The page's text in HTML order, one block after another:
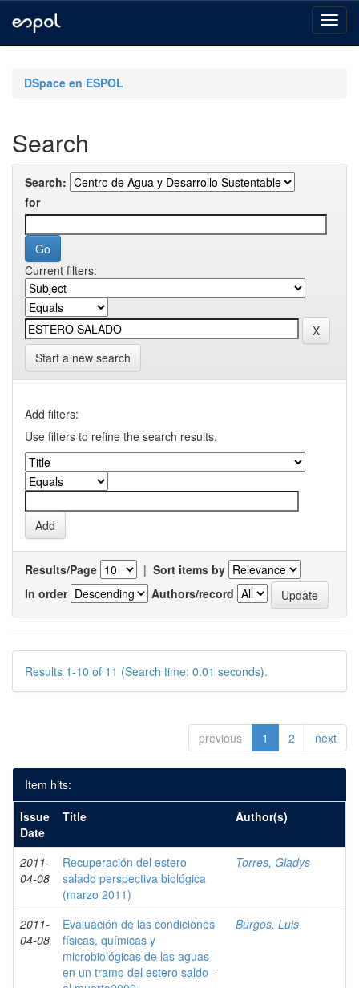
navigationDSpace en ESPOL
Search
Search:
for
Current filters:
Start a new search
Add filters:
Use filters to refine the search results.
Results/Page | Sort items by
In order
Authors/record
Results 1-10 of 11 (Search time: 0.01 seconds).
previous 1 2 next
Item hits:
Issue
Date
Title Author(s)
2011-
04-08
Recuperación del estero
salado perspectiva biológica
(marzo 2011)
Torres, Gladys
2011-
04-08
Evaluación de las condiciones
físicas, químicas y
microbiológicas de las aguas
en un tramo del estero saldo -
Burgos, Luis